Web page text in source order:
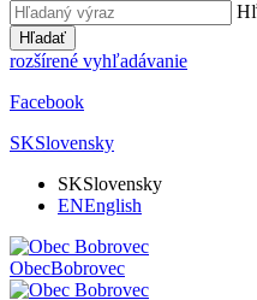
Hľadať
rozšírené vyhľadávanie
Facebook
SKSlovensky
SKSlovensky
ENEnglish
ObecBobrovec